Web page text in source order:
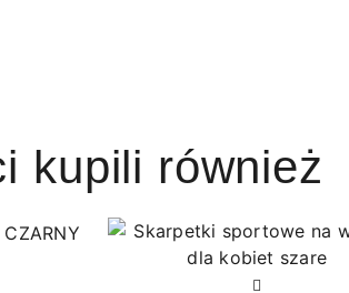
kupili również